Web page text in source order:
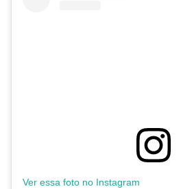
Ver essa foto no Instagram